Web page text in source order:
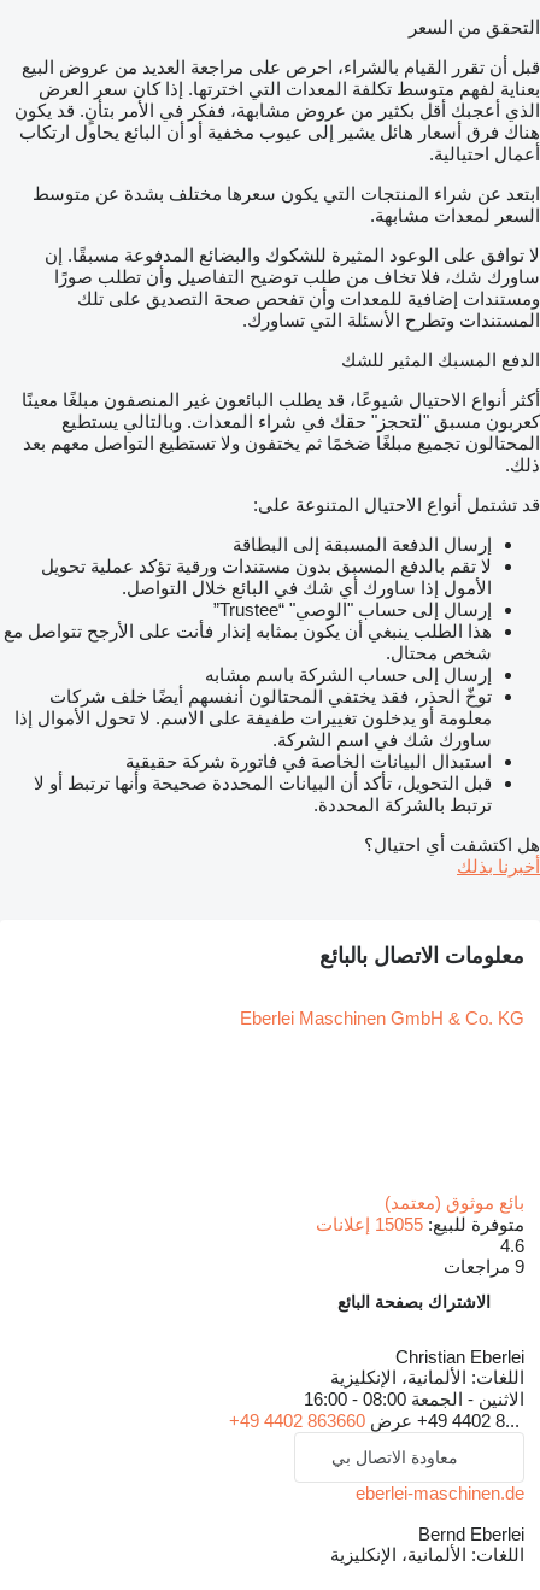
التحقق من السعر
قبل أن تقرر القيام بالشراء، احرص على مراجعة العديد من عروض البيع
بعناية لفهم متوسط تكلفة المعدات التي اخترتها. إذا كان سعر العرض
الذي أعجبك أقل بكثير من عروض مشابهة، ففكر في الأمر بتأنٍ. قد يكون
هناك فرق أسعار هائل يشير إلى عيوب مخفية أو أن البائع يحاول ارتكاب
أعمال احتيالية.
ابتعد عن شراء المنتجات التي يكون سعرها مختلف بشدة عن متوسط
السعر لمعدات مشابهة.
لا توافق على الوعود المثيرة للشكوك والبضائع المدفوعة مسبقًا. إن
ساورك شك، فلا تخاف من طلب توضيح التفاصيل وأن تطلب صورًا
ومستندات إضافية للمعدات وأن تفحص صحة التصديق على تلك
المستندات وتطرح الأسئلة التي تساورك.
الدفع المسبك المثير للشك
أكثر أنواع الاحتيال شيوعًا، قد يطلب البائعون غير المنصفون مبلغًا معينًا
كعربون مسبق "لتحجز" حقك في شراء المعدات. وبالتالي يستطيع
المحتالون تجميع مبلغًا ضخمًا ثم يختفون ولا تستطيع التواصل معهم بعد
ذلك.
قد تشتمل أنواع الاحتيال المتنوعة على:
إرسال الدفعة المسبقة إلى البطاقة
لا تقم بالدفع المسبق بدون مستندات ورقية تؤكد عملية تحويل
الأمول إذا ساورك أي شك في البائع خلال التواصل.
إرسال إلى حساب "الوصي" “Trustee”
هذا الطلب ينبغي أن يكون بمثابه إنذار فأنت على الأرجح تتواصل مع
شخص محتال.
إرسال إلى حساب الشركة باسم مشابه
توخّ الحذر، فقد يختفي المحتالون أنفسهم أيضًا خلف شركات
معلومة أو يدخلون تغييرات طفيفة على الاسم. لا تحول الأموال إذا
ساورك شك في اسم الشركة.
استبدال البيانات الخاصة في فاتورة شركة حقيقية
قبل التحويل، تأكد أن البيانات المحددة صحيحة وأنها ترتبط أو لا
ترتبط بالشركة المحددة.
هل اكتشفت أي احتيال؟
أخبرنا بذلك
معلومات الاتصال بالبائع
Eberlei Maschinen GmbH & Co. KG
بائع موثوق (معتمد)
متوفرة للبيع: 15055 إعلانات
4.6
9 مراجعات
الاشتراك بصفحة البائع
Christian Eberlei
اللغات: الألمانية، الإنكليزية
الاثنين - الجمعة 08:00 - 16:00
+49 4402 8... عرض +49 4402 863660
معاودة الاتصال بي
eberlei-maschinen.de
Bernd Eberlei
اللغات: الألمانية، الإنكليزية